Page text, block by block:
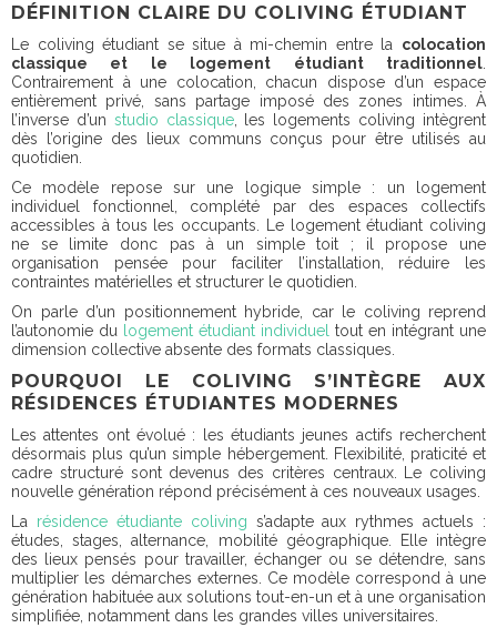
DÉFINITION CLAIRE DU COLIVING ÉTUDIANT
Le coliving étudiant se situe à mi-chemin entre la colocation
classique et le logement étudiant traditionnel
Contrairement à une colocation, chacun dispose d’un espace
entièrement privé, sans partage imposé des zones intimes. À
l’inverse d’un studio classique, les logements coliving intègrent
dès l’origine des lieux communs conçus pour être utilisés au
quotidien.
Ce modèle repose sur une logique simple : un
logement
individuel fonctionnel, complété par des espaces collectifs
accessibles à tous les occupants . Le logement étudiant coliving
ne se limite donc pas à un simple toit ; il propose une
organisation pensée pour faciliter l’installation, réduire les
contraintes matérielles et structurer le quotidien.
On parle d’un positionnement hybride, car le coliving reprend
l’autonomie du
logement étudiant individuel tout en intégrant une
dimension collective absente des formats classiques.
POURQUOI LE COLIVING S’INTÈGRE AUX
RÉSIDENCES ÉTUDIANTES MODERNES
Les attentes ont évolué : les étudiants jeunes actifs recherchent
désormais plus qu’un simple hébergement. Flexibilité, praticité et
cadre structuré sont devenus des critères centraux. Le coliving
nouvelle génération répond précisément à ces nouveaux usages.
La résidence étudiante coliving s’adapte aux rythmes actuels :
études, stages, alternance, mobilité géographique. Elle intègre
des lieux pensés pour travailler, échanger ou se détendre, sans
multiplier les démarches externes. Ce modèle correspond à une
génération habituée aux solutions tout-en-un et à une organisation
simplifiée, notamment dans les grandes villes universitaires.